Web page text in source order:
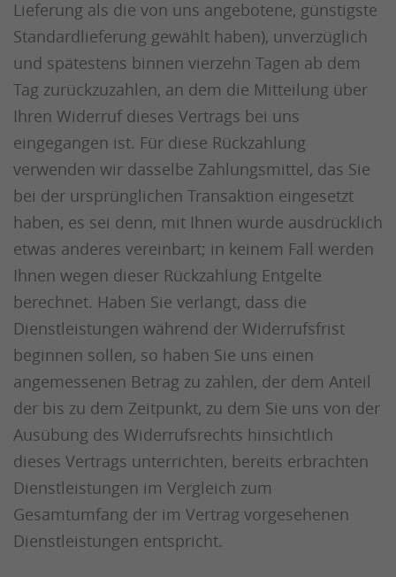
Lieferung als die von uns angebotene, günstigste
Standardlieferung gewählt haben), unverzüglich
und spätestens binnen vierzehn Tagen ab dem
Tag zurückzuzahlen, an dem die Mitteilung über
Ihren Widerruf dieses Vertrags bei uns
eingegangen ist. Für diese Rückzahlung
verwenden wir dasselbe Zahlungsmittel, das Sie
bei der ursprünglichen Transaktion eingesetzt
haben, es sei denn, mit Ihnen wurde ausdrücklich
etwas anderes vereinbart; in keinem Fall werden
Ihnen wegen dieser Rückzahlung Entgelte
berechnet. Haben Sie verlangt, dass die
Dienstleistungen während der Widerrufsfrist
beginnen sollen, so haben Sie uns einen
angemessenen Betrag zu zahlen, der dem Anteil
der bis zu dem Zeitpunkt, zu dem Sie uns von der
Ausübung des Widerrufsrechts hinsichtlich
dieses Vertrags unterrichten, bereits erbrachten
Dienstleistungen im Vergleich zum
Gesamtumfang der im Vertrag vorgesehenen
Dienstleistungen entspricht.